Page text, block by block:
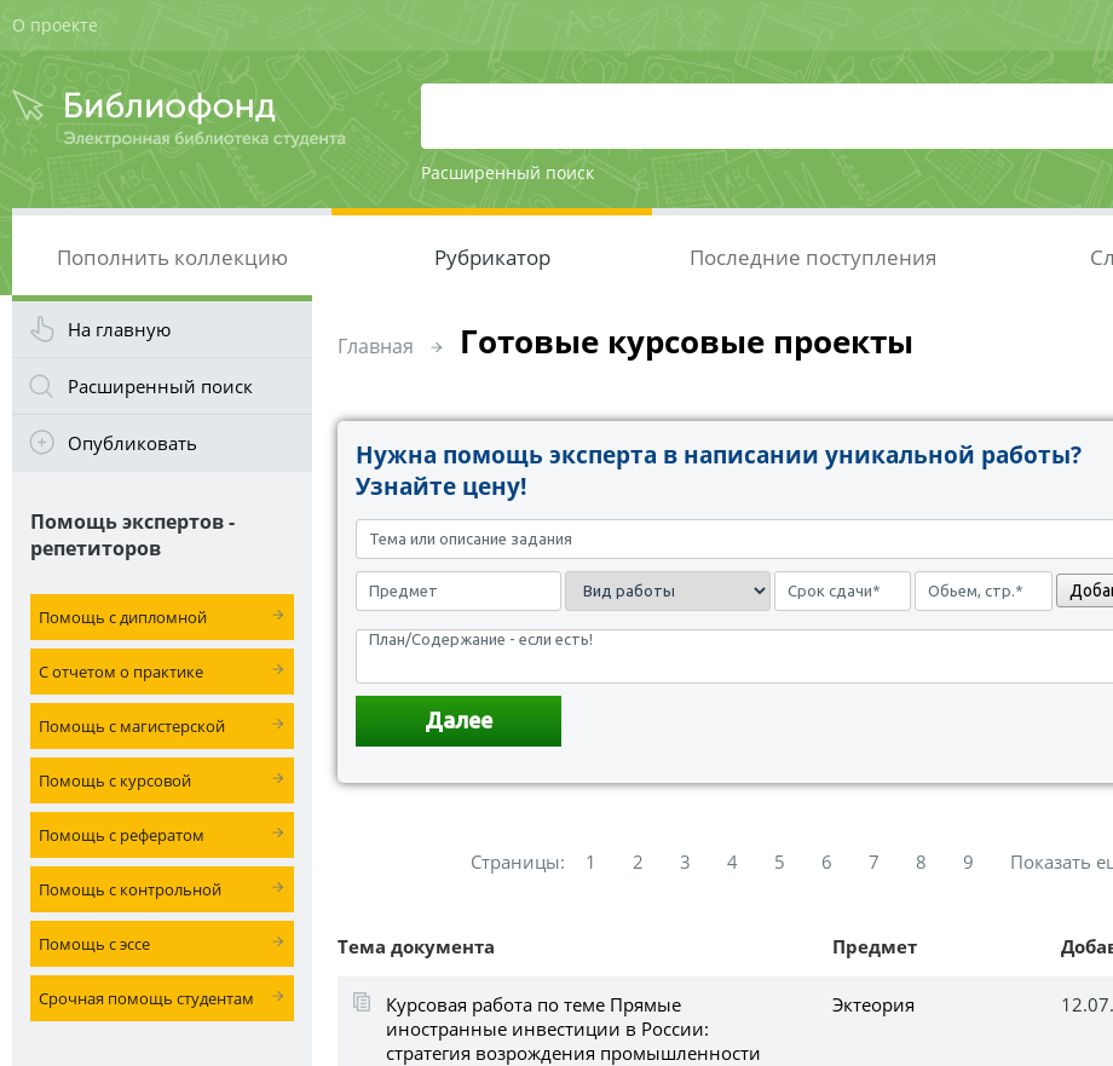
О проекте
Расширенный поиск
Пополнить коллекцию Рубрикатор Последние поступления
На главную
Расширенный поиск
Опубликовать
Помощь экспертов -
репетиторов
Помощь с дипломной
С отчетом о практике
Помощь с магистерской
Помощь с курсовой
Помощь с рефератом
Помощь с контрольной
Помощь с эссе
Срочная помощь студентам
Главная Готовые курсовые проекты
Нужна помощь эксперта в написании уникальной работы?
Узнайте цену!
Страницы: 1 2 3 4 5 6 7 8 9 Показать
Тема документа Предмет
Курсовая работа по теме Прямые
иностранные инвестиции в России:
стратегия возрождения промышленности
Эктеория